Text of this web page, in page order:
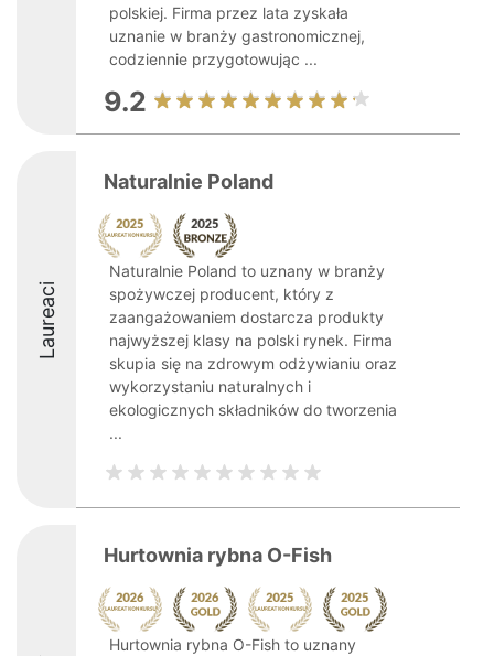
polskiej. Firma przez lata zyskała
uznanie w branży gastronomicznej,
codziennie przygotowując ...
9.2
Laureaci
Naturalnie Poland
Naturalnie Poland to uznany w branży
spożywczej producent, który z
zaangażowaniem dostarcza produkty
najwyższej klasy na polski rynek. Firma
skupia się na zdrowym odżywianiu oraz
wykorzystaniu naturalnych i
ekologicznych składników do tworzenia
...
Hurtownia rybna O-Fish
Hurtownia rybna O-Fish to uznany